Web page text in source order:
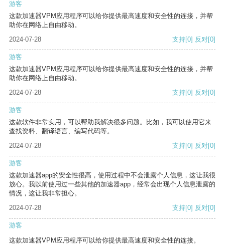
游客
这款加速器VPM应用程序可以给你提供最高速度和安全性的连接，并帮
助你在网络上自由移动。
2024-07-28
支持[0] 反对[0]
游客
这款加速器VPM应用程序可以给你提供最高速度和安全性的连接，并帮
助你在网络上自由移动。
2024-07-28
支持[0] 反对[0]
游客
这款软件非常实用，可以帮助我解决很多问题。比如，我可以使用它来
查找资料、翻译语言、编写代码等。
2024-07-28
支持[0] 反对[0]
游客
这款加速器app的安全性很高，使用过程中不会泄露个人信息，这让我很
放心。我以前使用过一些其他的加速器app，经常会出现个人信息泄露的
情况，这让我非常担心。
2024-07-28
支持[0] 反对[0]
游客
这款加速器VPM应用程序可以给你提供最高速度和安全性的连接。